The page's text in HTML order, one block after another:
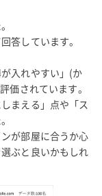
答しています。
入れやすい」(か
価されています。
まえる」点や「ス
が部屋に合うか心
ぶと良いかもしれ